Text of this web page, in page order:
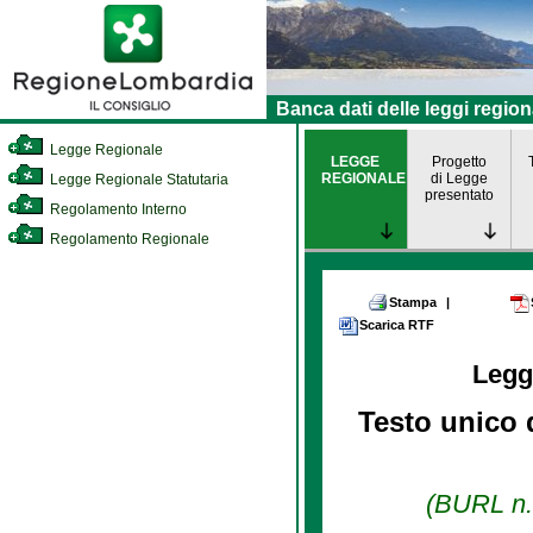
Banca dati delle leggi
Legge Regionale
Legge Regionale Statutaria
Regolamento Interno
Regolamento Regionale
LEGGE
REGIONALE
Progetto
di Legge
presentato
Stampa |
Scarica RTF
Testo unico
(BURL